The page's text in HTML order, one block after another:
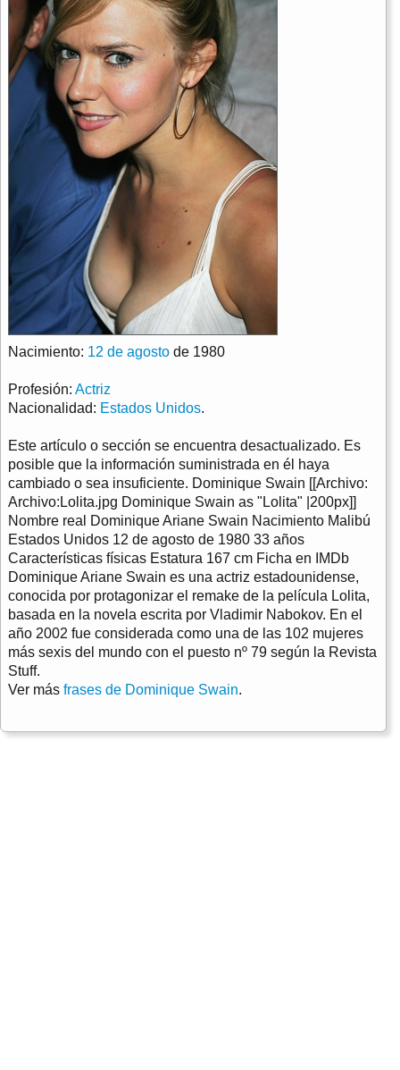
Nacimiento: 12 de agosto de 1980
Profesión: Actriz
Nacionalidad: Estados Unidos.
Este artículo o sección se encuentra desactualizado. Es
posible que la información suministrada en él haya
cambiado o sea insuficiente. Dominique Swain [[Archivo:
Archivo:Lolita.jpg Dominique Swain as "Lolita" |200px]]
Nombre real Dominique Ariane Swain Nacimiento Malibú
Estados Unidos 12 de agosto de 1980 33 años
Características físicas Estatura 167 cm Ficha en IMDb
Dominique Ariane Swain es una actriz estadounidense,
conocida por protagonizar el remake de la película Lolita,
basada en la novela escrita por Vladimir Nabokov. En el
año 2002 fue considerada como una de las 102 mujeres
más sexis del mundo con el puesto nº 79 según la Revista
Stuff.
Ver más frases de Dominique Swain.